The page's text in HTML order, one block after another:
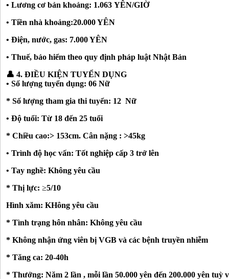
• Lương cơ bản khoảng: 1.063 YÊN/GIỜ
• Tiền nhà khoảng:20.000 YÊN
• Điện, nước, gas: 7.000 YÊN
• Thuế, bảo hiểm theo quy định pháp luật Nhật Bản
👤 4. ĐIỀU KIỆN TUYỂN DỤNG
• Số lượng tuyển dụng: 06 Nữ
* Số lượng tham gia thi tuyển: 12 Nữ
• Độ tuổi: Từ 18 đến 25 tuổi
* Chiều cao:> 153cm. Cân nặng : >45kg
• Trình độ học vấn: Tốt nghiệp cấp 3 trở lên
• Tay nghề: Không yêu cầu
* Thị lực: ≥5/10
Hình xăm: KHông yêu cầu
* Tình trạng hôn nhân: Không yêu cầu
* Không nhận ứng viên bị VGB và các bệnh truyền nhiễm
* Tăng ca: 20-40h
* Thưởng: Năm 2 lần , mỗi lần 50.000 yên đến 200.000 yên tuỳ